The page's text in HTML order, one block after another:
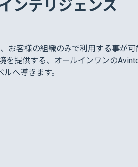
ンテリジェンス
客様の組織のみで利用する事が
提供する、オールインワンの
ルへ導きます。